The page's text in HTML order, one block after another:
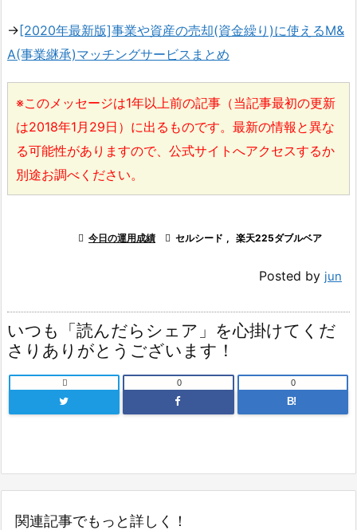
→[2020年最新版]事業や資産の売却(資金繰り)に使えるM&
A(事業継承)マッチングサービスまとめ
※このメッセージは1年以上前の記事（当記事最初の更新
は2018年1月29日）に出るものです。最新の情報と異な
る可能性がありますので、公式サイトへアクセスするか
別途お調べください。
 今日の運用成績  セルシード , 楽天225ダブルベア
Posted by jun
いつも「読んだらシェア」を心掛けてくだ
さりありがとうございます！
 0
B!
0
関連記事でもっと詳しく！